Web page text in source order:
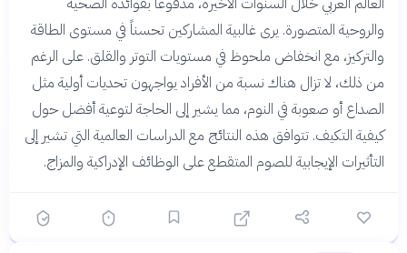
والروحية المتصورة. يرى غالبية المشاركين تحسناً في مستوى الطاقة
والتركيز، مع انخفاض ملحوظ في مستويات التوتر والقلق. على الرغم
من ذلك، لا تزال هناك نسبة من الأفراد يواجهون تحديات أولية مثل
الصداع أو صعوبة في النوم، مما يشير إلى الحاجة لتوعية أفضل حول
كيفية التكيف. تتوافق هذه النتائج مع الدراسات العالمية التي تشير إلى
التأثيرات الإيجابية للصوم المتقطع على الوظائف الإدراكية والمزاج.